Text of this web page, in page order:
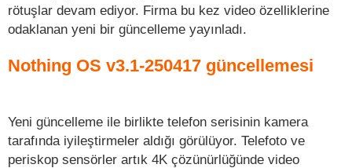
rötuşlar devam ediyor. Firma bu kez video özelliklerine
odaklanan yeni bir güncelleme yayınladı.
Nothing OS v3.1-250417 güncellemesi
Yeni güncelleme ile birlikte telefon serisinin kamera
tarafında iyileştirmeler aldığı görülüyor. Telefoto ve
periskop sensörler artık 4K çözünürlüğünde video